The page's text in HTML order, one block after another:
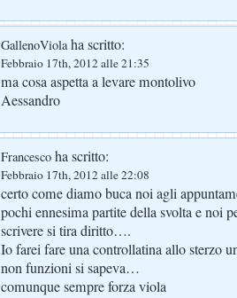
GallenoViolaha scritto:
Febbraio 17th, 2012 alle 21:35
ma cosa aspetta a levare montolivo
Aessandro
Francesco ha scritto:
Febbraio 17th, 2012 alle 22:08
certo come diamo buca noi agli
pochi ennesima partite della svolta e noi
scrivere si tira diritto….
Io farei fare una controllatina allo sterzo
non funzioni si sapeva…
comunque sempre forza viola